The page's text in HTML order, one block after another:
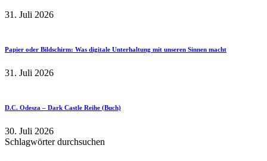
31. Juli 2026
Papier oder Bildschirm: Was digitale Unterhaltung mit unseren Sinnen macht
31. Juli 2026
D.C. Odesza – Dark Castle Reihe (Buch)
30. Juli 2026
Schlagwörter durchsuchen